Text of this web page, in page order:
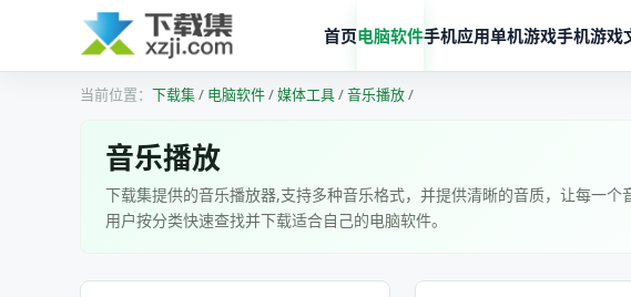
首页电脑软件手机应用单机游戏手机游戏
下载集/ 电脑软件/媒体工具/音乐播放/
音乐播放
下载集提供的音乐播放器,支持多种音乐格式，并提供清晰的音质，让每一
用户按分类快速查找并下载适合自己的电脑软件。